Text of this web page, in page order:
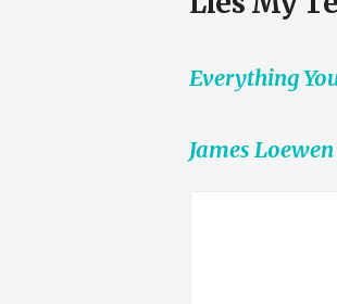
Everything
James Loewen